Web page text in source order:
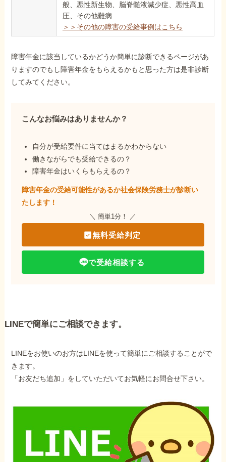
般、悪性新生物、脳脊髄液減少症、悪性高血
圧、その他難病
＞＞その他の障害の受給事例はこちら
障害年金に該当しているかどうか簡単に診断できるページがあ
りますのでもし障害年金をもらえるかもと思った方は是非診断
してみてください。
こんなお悩みはありませんか？
自分が受給要件に当てはまるかわからない
働きながらでも受給できるの？
障害年金はいくらもらえるの？
障害年金の受給可能性があるか社会保険労務士が診断い
たします！
＼ 簡単1分！ ／
無料受給判定
で受給相談する
LINEで簡単にご相談できます。
LINEをお使いのお方はLINEを使って簡単にご相談することがで
きます。
「お友だち追加」をしていただいてお気軽にお問合せ下さい。